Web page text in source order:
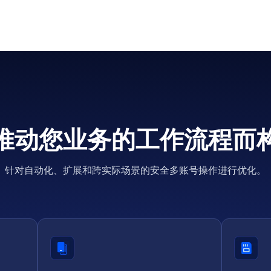
动您业务的工作流程而
针对自动化、扩展和跨实际场景的安全多账号操作进行优化。